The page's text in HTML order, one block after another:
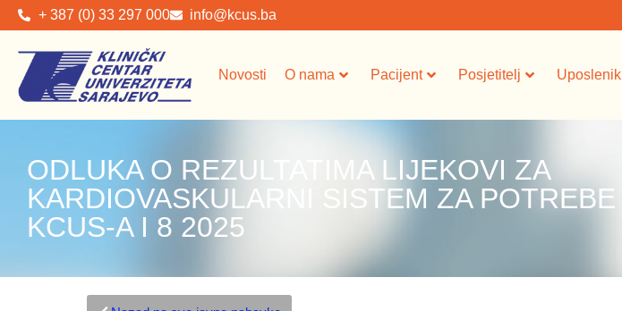
+ 387 (0) 33 297 000 info@kcus.ba
Novosti O nama Pacijent Posjetitelj Uposlenik
ODLUKA O REZULTATIMA LIJEKOVI ZA
KARDIOVASKULARNI SISTEM ZA POTREBE
KCUS-A I 8 2025